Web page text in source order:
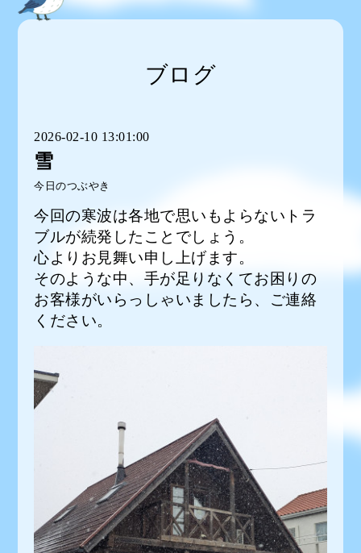
ブログ
2026-02-10 13:01:00
雪
今日のつぶやき
今回の寒波は各地で思いもよらないトラ
ブルが続発したことでしょう。
心よりお見舞い申し上げます。
そのような中、手が足りなくてお困りの
お客様がいらっしゃいましたら、ご連絡
ください。